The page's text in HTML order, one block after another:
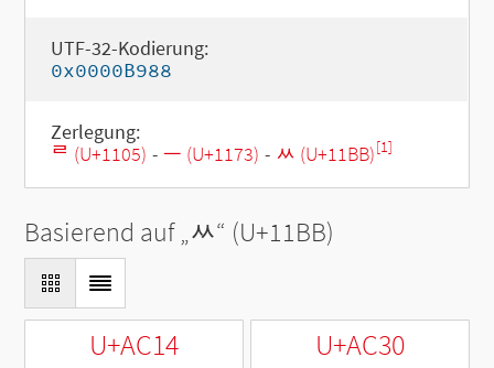
UTF-32-Kodierung:
0x0000B988
Zerlegung:
ᄅ (U+1105) - ᅳ (U+1173) - ᆻ (U+11BB)[1]
Basierend auf „ᆻ“ (U+11BB)
U+AC14 U+AC30